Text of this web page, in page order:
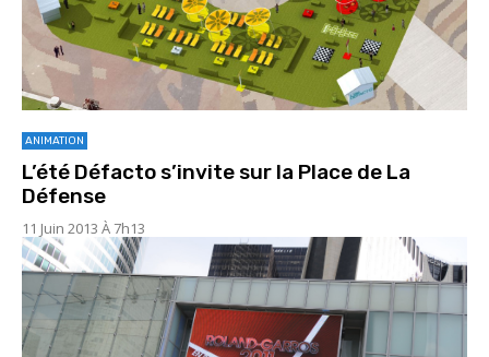
ANIMATION
L’été Défacto s’invite sur la Place de La
Défense
11 Juin 2013 À 7h13